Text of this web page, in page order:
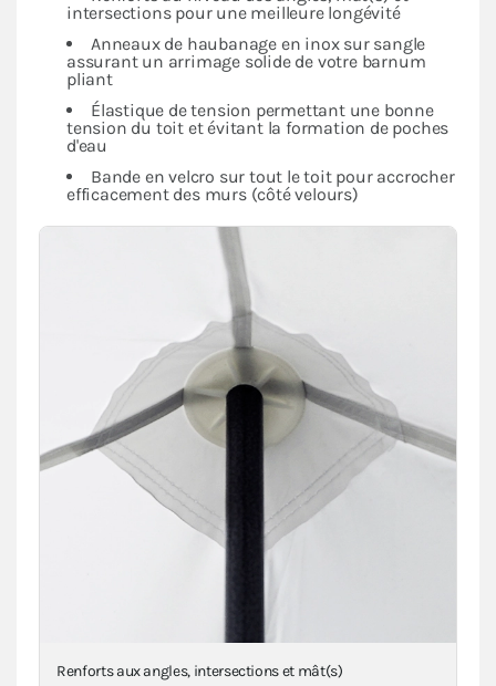
intersections pour une meilleure longévité
Anneaux de haubanage en inox sur sangle
assurant un arrimage solide de votre barnum
pliant
Élastique de tension permettant une bonne
tension du toit et évitant la formation de poches
d'eau
Bande en velcro sur tout le toit pour accrocher
efficacement des murs (côté velours)
Renforts aux angles, intersections et mât(s)